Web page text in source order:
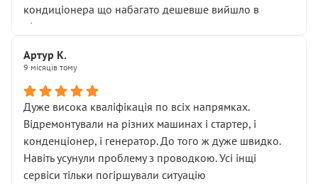
кондиціонера що набагато дешевше вийшло в
підсумку.
Артур К.
9 місяців тому
Дуже висока кваліфікація по всіх напрямках.
Відремонтували на різних машинах і стартер, і
конденціонер, і генератор. До того ж дуже швидко.
Навіть усунули проблему з проводкою. Усі інщі
сервіси тільки погіршували ситуацію